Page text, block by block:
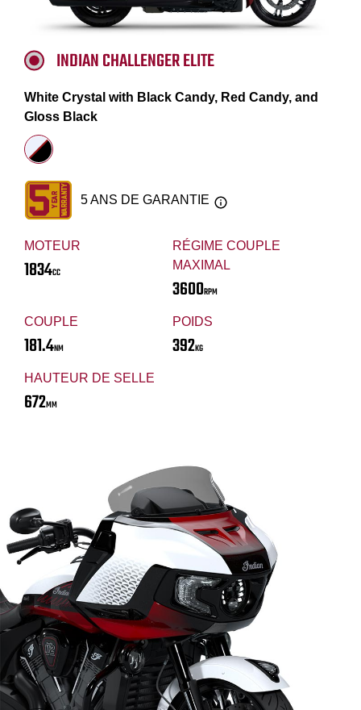
MOTEUR
1834CC
RÉGIME COUPLE
MAXIMAL
3600RPM
COUPLE
181.4NM
POIDS
392KG
HAUTEUR DE SELLE
672MM
INDIAN CHALLENGER ELITE
White Crystal with Black Candy, Red Candy, and
Gloss Black
5 ANS DE GARANTIE